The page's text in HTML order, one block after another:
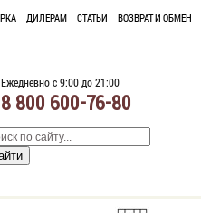
ДИЛЕРАМ СТАТЬИ ВОЗВРАТ И ОБМЕН
Ежедневно с 9:00 до 21:00
8 800 600-76-80